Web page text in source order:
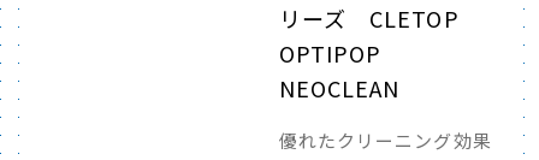
リーズ CLETOP
OPTIPOP
NEOCLEAN
優れたクリーニング効果